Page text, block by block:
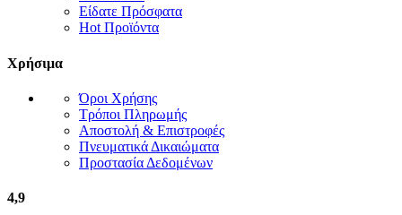
Είδατε Πρόσφατα
Hot Προϊόντα
Χρήσιμα
Όροι Χρήσης
Τρόποι Πληρωμής
Αποστολή & Επιστροφές
Πνευματικά Δικαιώματα
Προστασία Δεδομένων
4,9